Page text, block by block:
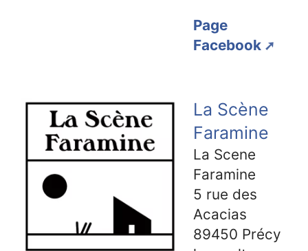
Page
Facebook
La Scène
Faramine
La Scene
Faramine
5 rue des
Acacias
89450 Précy